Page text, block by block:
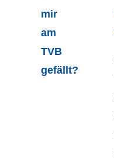
mir
am
TVB
gefällt?